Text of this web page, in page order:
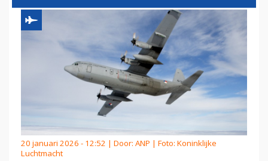
20 januari 2026 - 12:52 | Door: ANP | Foto: Koninklijke
Luchtmacht